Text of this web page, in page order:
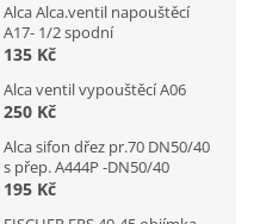
Alca Alca.ventil napouštěcí
A17- 1/2 spodní
135 Kč
Alca ventil vypouštěcí A06
250 Kč
Alca sifon dřez pr.70 DN50/40
s přep. A444P -DN50/40
195 Kč